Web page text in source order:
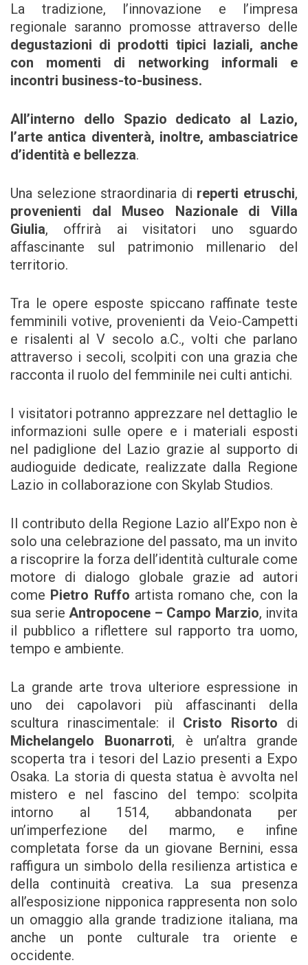
La tradizione, l’innovazione e l’impresa
regionale saranno promosse attraverso delle
degustazioni di prodotti tipici laziali, anche
con momenti di networking informali e
incontri business-to-business.
All’interno dello Spazio dedicato al Lazio,
l’arte antica diventerà, inoltre, ambasciatrice
d’identità e bellezza.
Una selezione straordinaria di reperti etruschi,
provenienti dal Museo Nazionale di Villa
Giulia, offrirà ai visitatori uno sguardo
affascinante sul patrimonio millenario del
territorio.
Tra le opere esposte spiccano raffinate teste
femminili votive, provenienti da Veio-Campetti
e risalenti al V secolo a.C., volti che parlano
attraverso i secoli, scolpiti con una grazia che
racconta il ruolo del femminile nei culti antichi.
I visitatori potranno apprezzare nel dettaglio le
informazioni sulle opere e i materiali esposti
nel padiglione del Lazio grazie al supporto di
audioguide dedicate, realizzate dalla Regione
Lazio in collaborazione con Skylab Studios.
Il contributo della Regione Lazio all’Expo non è
solo una celebrazione del passato, ma un invito
a riscoprire la forza dell’identità culturale come
motore di dialogo globale grazie ad autori
come Pietro Ruffo artista romano che, con la
sua serie Antropocene – Campo Marzio, invita
il pubblico a riflettere sul rapporto tra uomo,
tempo e ambiente.
La grande arte trova ulteriore espressione in
uno dei capolavori più affascinanti della
scultura rinascimentale: il Cristo Risorto di
Michelangelo Buonarroti, è un’altra grande
scoperta tra i tesori del Lazio presenti a Expo
Osaka. La storia di questa statua è avvolta nel
mistero e nel fascino del tempo: scolpita
intorno al 1514, abbandonata per
un’imperfezione del marmo, e infine
completata forse da un giovane Bernini, essa
raffigura un simbolo della resilienza artistica e
della continuità creativa. La sua presenza
all’esposizione nipponica rappresenta non solo
un omaggio alla grande tradizione italiana, ma
anche un ponte culturale tra oriente e
occidente.